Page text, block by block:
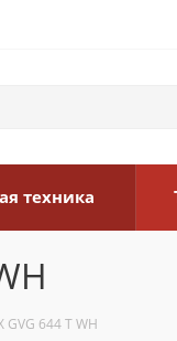
техника
644 T WH